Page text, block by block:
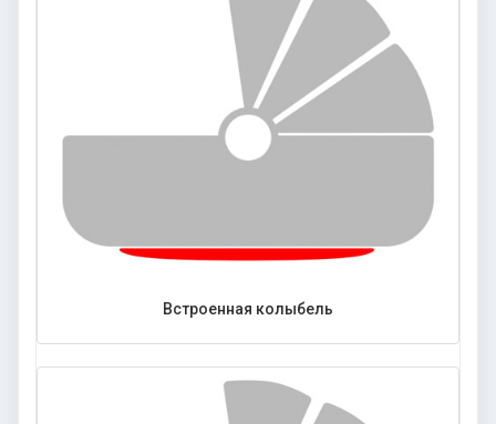
Встроенная колыбель